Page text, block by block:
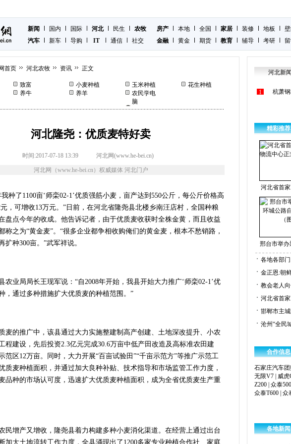
新闻 国内 国际 河北 民生
农牧
汽车
新车 导购 IT 通信 社交
房产 本地 全国 家居 装修 地板
金融
黄金 期货 教育 辅导 考研
首页 河北农牧 资讯 正文
致富 小麦种植 玉米种植
花生种植
养牛 养羊
农民学电
脑
河北隆尧：优质麦特好卖
时间:2017-07-18 13:39 河北网(www.he-bei.cn)
河北网（www.he-bei.cn）权威媒体 河北门户
了1100亩‘师栾02-1’优质强筋小麦，亩产达到550公斤，每公斤价格高
，可增收13万元。”日前，在河北省隆尧县北楼乡南汪店村，全国种粮
盘点今年的收成。他告诉记者，由于优质麦收获时全株金黄，而且收益
称之为“黄金麦”。“很多企业都争相收购俺们的黄金麦，根本不愁销路，
扩种300亩。”武军祥说。
业局局长王现军说：“自2008年开始，我县开始大力推广‘师栾02-1’优
，通过多种措施扩大优质麦的种植范围。”
的推广中，该县通过大力实施整建制高产创建、土地深改提升、小农
程建设，先后投资2.3亿元完成30.6万亩中低产田改造及高标准农田建
范区12万亩。同时，大力开展“百亩试验田”“千亩示范方”等推广示范工
质麦种植面积，并通过加大良种补贴、技术指导和市场监管工作力度，
品种的市场认可度，迅速扩大优质麦种植面积，成为全省优质麦生产重
增产又增收，隆尧县着力构建多种小麦消化渠道。在经营上通过出台
加大土地流转工作力度，全县涌现出了1200多家专业种植合作社、家庭
河北新
1 杭萧
精彩推荐
河北省首
邢台市举
各地各部
金正恩:朝
教会老人
河北省首
邯郸市主
沧州“全民
合作信息
石家庄汽车
无限V7
威虎
Z200 众泰
众泰T600 众
各地新闻